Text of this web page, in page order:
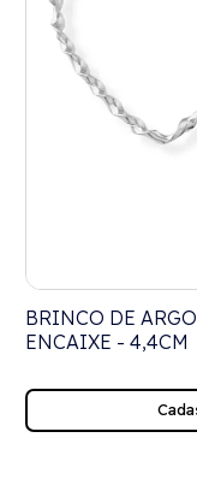
BRINCO DE
ENCAIXE - 4,4CM